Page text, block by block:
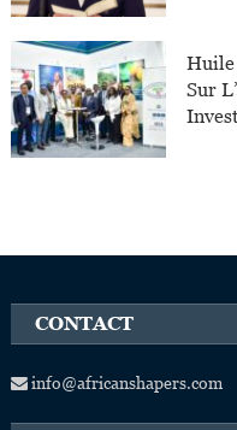
Huile
Sur
CONTACT
info@africanshapers.com